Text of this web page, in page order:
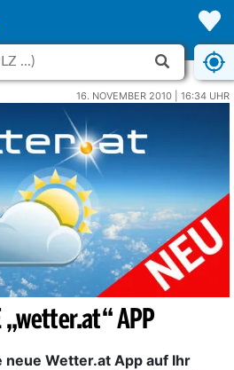
16. NOVEMBER 2010 | 16:34 UHR
„wetter.at“ APP
neue Wetter.at App auf Ihr